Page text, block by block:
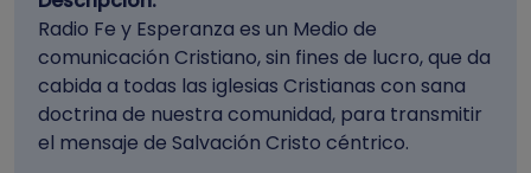
Radio Fe y Esperanza es un Medio de
comunicación Cristiano, sin fines de lucro, que da
cabida a todas las iglesias Cristianas con sana
doctrina de nuestra comunidad, para transmitir
el mensaje de Salvación Cristo céntrico.